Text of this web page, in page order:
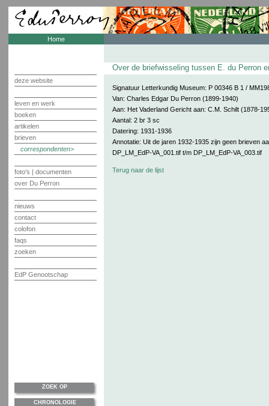
Home
deze website
leven en werk
boeken
artikelen
brieven
correspondenten
foto's | documenten
over Du Perron
nieuws
contact
colofon
faqs
zoeken
EdP Genootschap
Over de briefwisseling tussen E. du Perron
Signatuur Letterkundig Museum: P 00346 B 1 /
Van: Charles Edgar Du Perron (1899-1940)
Aan: Het Vaderland Gericht aan: C.M. Schilt (1878-
Aantal: 2 br 3 sc
Datering: 1931-1936
Annotatie: Uit de jaren 1932-1935 zijn geen brieven
DP_LM_EdP-VA_001.tif t/m DP_LM_EdP-VA_003.tif
Terug naar de lijst
ZOEK OP
CHRONOLOGIE